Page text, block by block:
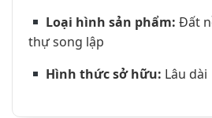
Loại hình sản phẩm: Đất
thự song lập
Hình thức sởhữu: Lâu dài